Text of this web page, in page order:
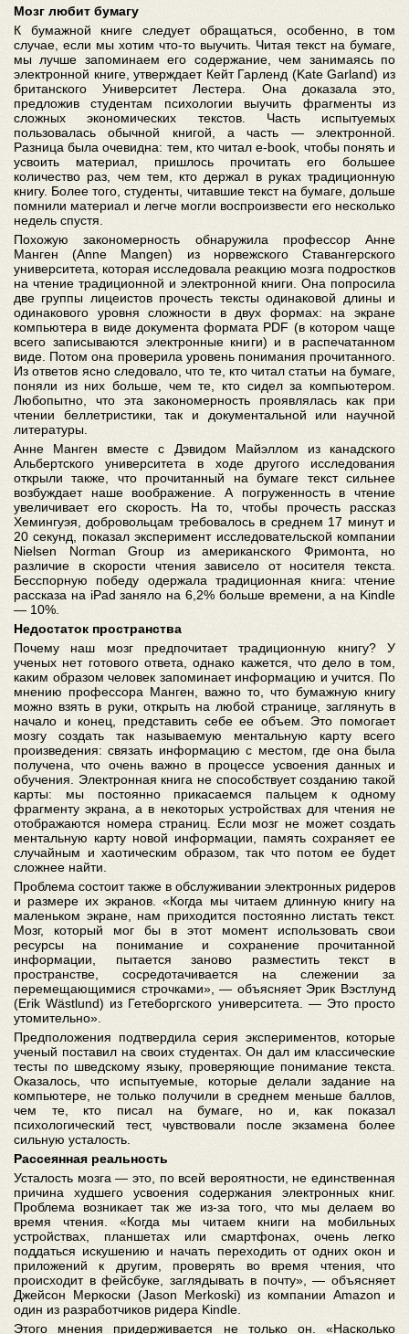
Мозг любит бумагу
К бумажной книге следует обращаться, особенно, в том
случае, если мы хотим что-то выучить. Читая текст на бумаге,
мы лучше запоминаем его содержание, чем занимаясь по
электронной книге, утверждает Кейт Гарленд (Kate Garland) из
британского Университет Лестера. Она доказала это,
предложив студентам психологии выучить фрагменты из
сложных экономических текстов. Часть испытуемых
пользовалась обычной книгой, а часть — электронной.
Разница была очевидна: тем, кто читал e-book, чтобы понять и
усвоить материал, пришлось прочитать его большее
количество раз, чем тем, кто держал в руках традиционную
книгу. Более того, студенты, читавшие текст на бумаге, дольше
помнили материал и легче могли воспроизвести его несколько
недель спустя.
Похожую закономерность обнаружила профессор Анне
Манген (Anne Mangen) из норвежского Ставангерского
университета, которая исследовала реакцию мозга подростков
на чтение традиционной и электронной книги. Она попросила
две группы лицеистов прочесть тексты одинаковой длины и
одинакового уровня сложности в двух формах: на экране
компьютера в виде документа формата PDF (в котором чаще
всего записываются электронные книги) и в распечатанном
виде. Потом она проверила уровень понимания прочитанного.
Из ответов ясно следовало, что те, кто читал статьи на бумаге,
поняли из них больше, чем те, кто сидел за компьютером.
Любопытно, что эта закономерность проявлялась как при
чтении беллетристики, так и документальной или научной
литературы.
Анне Манген вместе с Дэвидом Майэллом из канадского
Альбертского университета в ходе другого исследования
открыли также, что прочитанный на бумаге текст сильнее
возбуждает наше воображение. А погруженность в чтение
увеличивает его скорость. На то, чтобы прочесть рассказ
Хемингуэя, добровольцам требовалось в среднем 17 минут и
20 секунд, показал эксперимент исследовательской компании
Nielsen Norman Group из американского Фримонта, но
различие в скорости чтения зависело от носителя текста.
Бесспорную победу одержала традиционная книга: чтение
рассказа на iPad заняло на 6,2% больше времени, а на Kindle
— 10%.
Недостаток пространства
Почему наш мозг предпочитает традиционную книгу? У
ученых нет готового ответа, однако кажется, что дело в том,
каким образом человек запоминает информацию и учится. По
мнению профессора Манген, важно то, что бумажную книгу
можно взять в руки, открыть на любой странице, заглянуть в
начало и конец, представить себе ее объем. Это помогает
мозгу создать так называемую ментальную карту всего
произведения: связать информацию с местом, где она была
получена, что очень важно в процессе усвоения данных и
обучения. Электронная книга не способствует созданию такой
карты: мы постоянно прикасаемся пальцем к одному
фрагменту экрана, а в некоторых устройствах для чтения не
отображаются номера страниц. Если мозг не может создать
ментальную карту новой информации, память сохраняет ее
случайным и хаотическим образом, так что потом ее будет
сложнее найти.
Проблема состоит также в обслуживании электронных ридеров
и размере их экранов. «Когда мы читаем длинную книгу на
маленьком экране, нам приходится постоянно листать текст.
Мозг, который мог бы в этот момент использовать свои
ресурсы на понимание и сохранение прочитанной
информации, пытается заново разместить текст в
пространстве, сосредотачивается на слежении за
перемещающимися строчками», — объясняет Эрик Вэстлунд
(Erik Wästlund) из Гетеборгского университета. — Это просто
утомительно».
Предположения подтвердила серия экспериментов, которые
ученый поставил на своих студентах. Он дал им классические
тесты по шведскому языку, проверяющие понимание текста.
Оказалось, что испытуемые, которые делали задание на
компьютере, не только получили в среднем меньше баллов,
чем те, кто писал на бумаге, но и, как показал
психологический тест, чувствовали после экзамена более
сильную усталость.
Рассеянная реальность
Усталость мозга — это, по всей вероятности, не единственная
причина худшего усвоения содержания электронных книг.
Проблема возникает так же из-за того, что мы делаем во
время чтения. «Когда мы читаем книги на мобильных
устройствах, планшетах или смартфонах, очень легко
поддаться искушению и начать переходить от одних окон и
приложений к другим, проверять во время чтения, что
происходит в фейсбуке, заглядывать в почту», — объясняет
Джейсон Меркоски (Jason Merkoski) из компании Amazon и
один из разработчиков ридера Kindle.
Этого мнения придерживается не только он. «Насколько